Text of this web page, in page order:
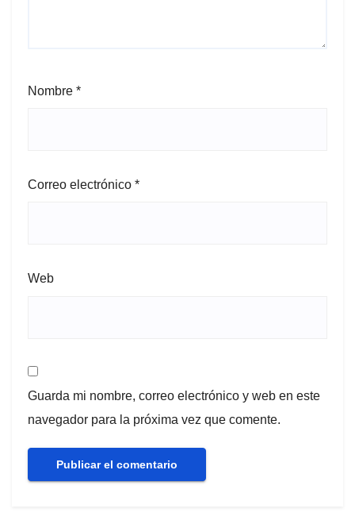
Nombre *
Correo electrónico *
Web
Guarda mi nombre, correo electrónico y web en este
navegador para la próxima vez que comente.